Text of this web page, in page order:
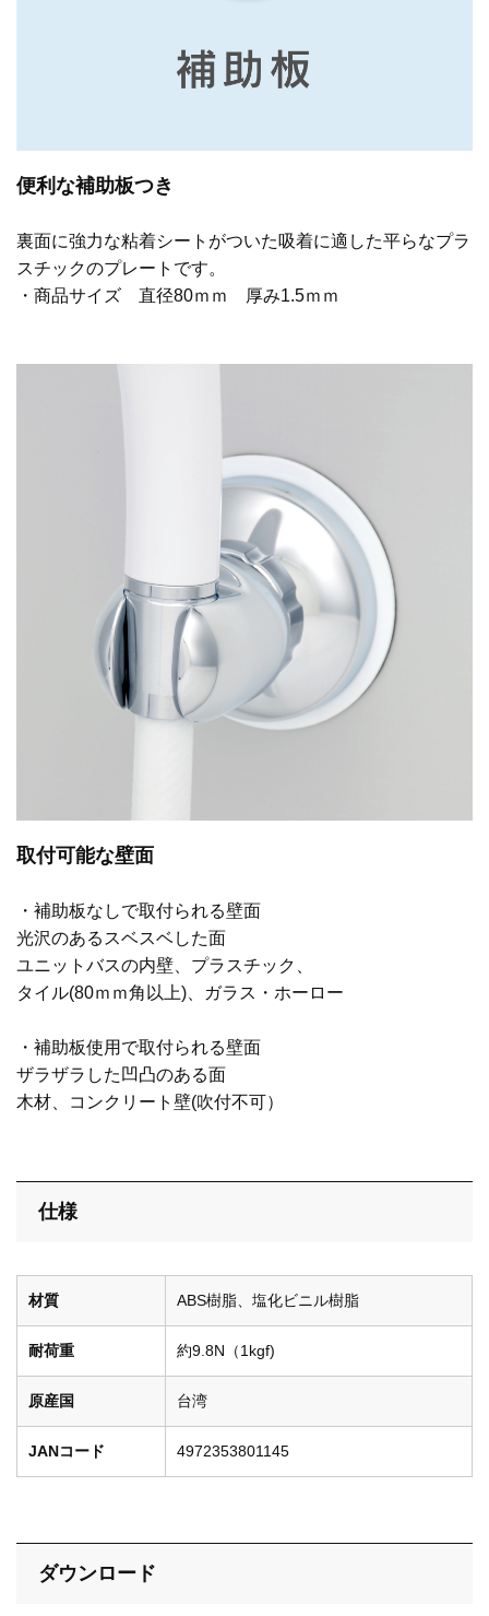
便利な補助板つき
裏面に強力な粘着シートがついた吸着に適した平らなプラ
スチックのプレートです。
・商品サイズ 直径80ｍｍ 厚み1.5ｍｍ
取付可能な壁面
・補助板なしで取付られる壁面
光沢のあるスベスベした面
ユニットバスの内壁、プラスチック、
タイル(80ｍｍ角以上)、ガラス・ホーロー
・補助板使用で取付られる壁面
ザラザラした凹凸のある面
木材、コンクリート壁(吹付不可）
仕様
材質 ABS樹脂、塩化ビニル樹脂
耐荷重 約9.8N（1kgf)
原産国 台湾
JANコード 4972353801145
ダウンロード